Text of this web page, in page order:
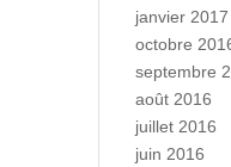
janvier 2017
octobre
septembre
août 2016
juillet 2016
juin 2016